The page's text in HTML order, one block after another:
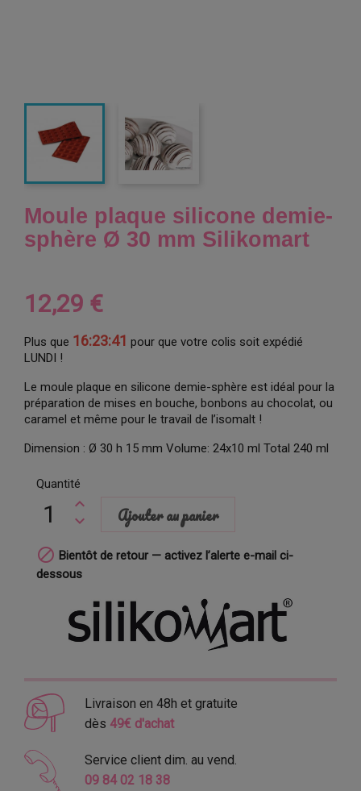
Moule plaque silicone demie-
sphère Ø 30 mm Silikomart
12,29 €
Plus que 16:23:40 pour que votre colis soit expédié
LUNDI !
Le moule plaque en silicone demie-sphère est idéal pour la
préparation de mises en bouche, bonbons au chocolat, ou
caramel et même pour le travail de l’isomalt !
Dimension : Ø 30 h 15 mm Volume: 24x10 ml Total 240 ml
Quantité
Ajouter au panier
 Bientôt de retour — activez l’alerte e-mail ci-
dessous
Livraison en 48h et gratuite
dès 49€ d'achat
Service client dim. au vend.
09 84 02 18 38